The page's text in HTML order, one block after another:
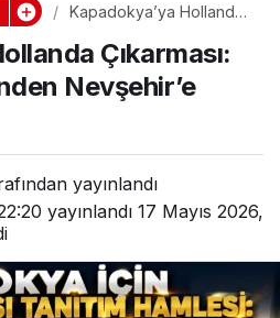
Kapadokya’ya Hollanda
Heyetinden Nevşehir’e
Güçlü Temaslar
Çıkarması:
Nevşehir’e
yayınlandı
yayınlandı 17 Mayıs 2026,